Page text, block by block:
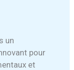
un
pour
et